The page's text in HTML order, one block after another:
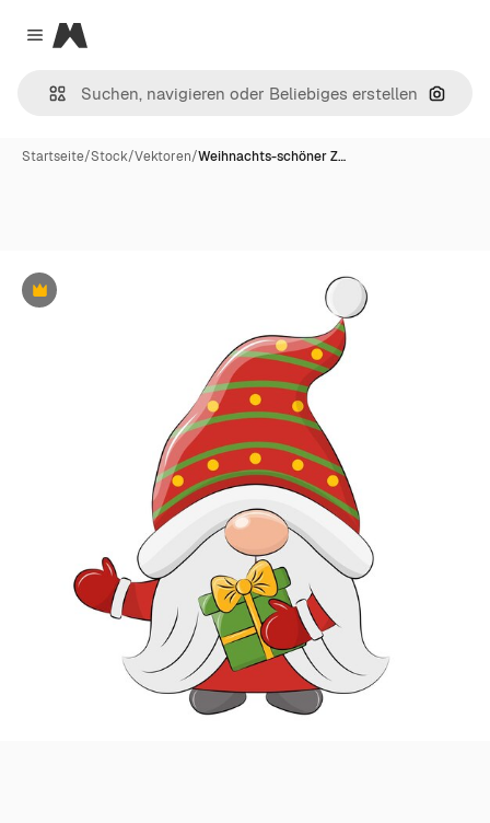
Close menu
Magnific
Nach
Startseite/Stock/Vektoren/Weihnachts-schöner Z…
Premium